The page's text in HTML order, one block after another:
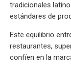
tradicionales
estándares de
Este equilibrio
restaurantes,
confíen en la